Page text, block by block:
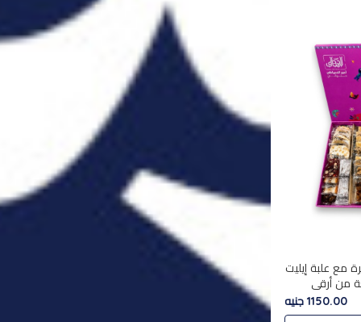
مع علبة إيليت
35 قطعة من أرقى
,معروضة
في..
1150.00 جنيه